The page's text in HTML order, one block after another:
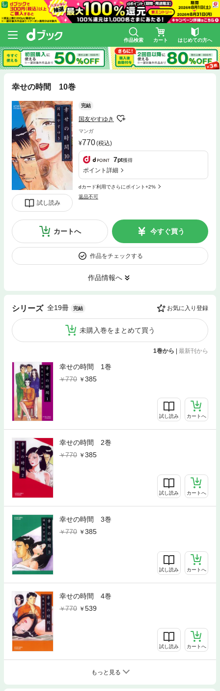
作品検索 カート はじめての方へ
幸せの時間 10巻
試し読み
完結
国友やすゆき
マンガ
770(税込)
7pt獲得
ポイント詳細
dカード利用でさらにポイント+2%
返品不可
カートへ 今すぐ買う
作品をチェックする
作品情報へ
シリーズ 全19冊 完結 お気に入り登録
未購入巻をまとめて買う
1巻から | 最新刊から
幸せの時間 1巻
770
385
試し読み カートへ
幸せの時間 2巻
770
385
試し読み カートへ
幸せの時間 3巻
770
385
試し読み カートへ
幸せの時間 4巻
770
539
試し読み カートへ
もっと見る